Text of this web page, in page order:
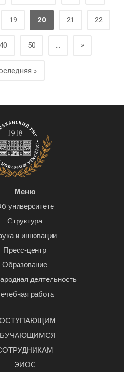
19 20 21 22
40 50 ... »
»
Меню
университете
Структура
и инновации
Пресс-центр
Образование
деятельность
работа
ЭИОС